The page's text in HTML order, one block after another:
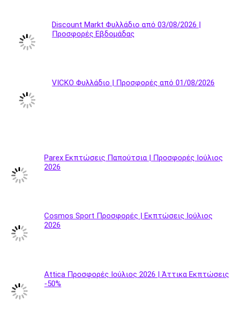
Discount Markt Φυλλάδιο από 03/08/2026 |
Προσφορές Εβδομάδας
VICKO Φυλλάδιο | Προσφορές από 01/08/2026
Parex Εκπτώσεις Παπούτσια | Προσφορές Ιούλιος
2026
Cosmos Sport Προσφορές | Εκπτώσεις Ιούλιος
2026
Attica Προσφορές Ιούλιος 2026 | Άττικα Εκπτώσεις
-50%